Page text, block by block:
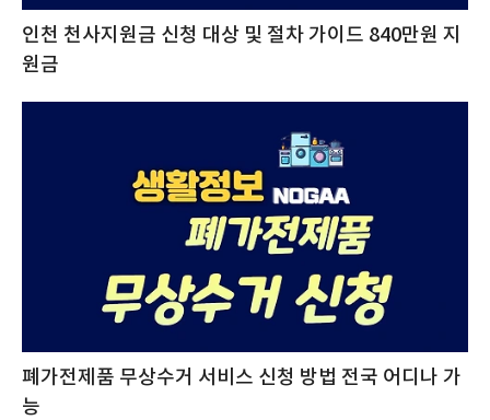
인천 천사지원금 신청 대상 및 절차 가이드 840만원 지
원금
폐가전제품 무상수거 서비스 신청 방법 전국 어디나 가
능